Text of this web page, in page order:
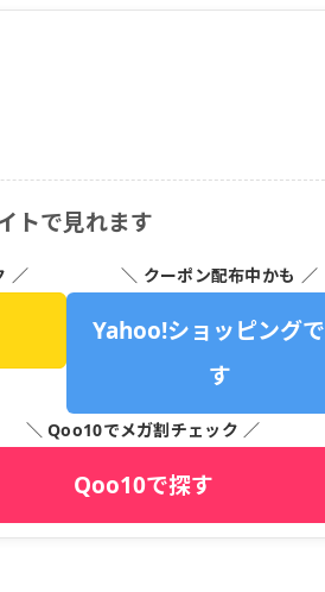
トで見れます
／ ＼ クーポン配布中かも ／
Yahoo!ショッピング
す
＼ Qoo10でメガ割チェック ／
Qoo10で探す